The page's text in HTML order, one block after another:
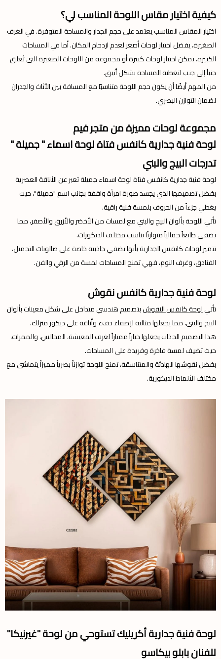
كيفية اختيار مقاس اللوحة المناسب لي؟
اختيار المقاس المناسب يعتمد على حجم الجدار والمساحة المتوفرة. في الغرف
الصغيرة، يفضل اختيار لوحات أصغر لعدم ازدحام المكان. أما في المساحات
الكبيرة، يمكن اختيار لوحات كبيرة أو مجموعة من اللوحات الصغيرة التي تُعلق
جنباً إلى جنب لتغطية المساحة بشكل أنيق.
من المهم أيضًا أن يكون حجم اللوحة متناسبًا مع المسافة بين الأثاث والجدران
لضمان التوازن البصري.
مجموعة لوحات مميزة من متجر فيم
لوحة فنية جدارية كانفس فتاة لوحة اسماء " جميلة "
تدرجات البيج والبني
لوحة فنية جدارية كانفس فتاة لوحة اسماء جميلة تعبر عن الأناقة العصرية
بفضل تصميمها الذي يجسد صورة امرأة واقفة بجانب اسم "جميلة"، حيث
يغطي جزءاً من الحروف بلمسة فنية راقية.
تأتي اللوحة بألوان البيج والبني مع لمسات من الأخضر والأزرق والأصفر، مما
يضفي طابعاً جمالياً متوازنًا يناسب مختلف الديكورات.
تتميز لوحات كانفس الجدارية بأنها تضفي جاذبية خاصة على صالونات التجميل،
الفنادق، وغرف النوم، فهي تمنح المساحات لمسة من الرقي والفن.
لوحة فنية جدارية كانفس نقوش
تأتيلوحة كانفس النقوشبتصميم هندسي متداخل على شكل معينات بألوان
البيج والبني، مما يجعلها مثالية لإضفاء دفء وأناقة على ديكور منزلك.
هذا التصميم الجذاب يجعلها خياراً ممتازاً لغرف المعيشة، المجالس، والممرات،
حيث تضيف لمسة فاخرة وفريدة على المساحات.
بفضل نقوشها الهادئة والمتناسقة، تمنح اللوحة توازناً بصرياً مميزاً يتماشى مع
مختلف الأنماط الديكورية.
لوحة فنية جدارية أكريليك تستوحي من لوحة "غيرنيكا"
للفنان بابلو بيكاسو